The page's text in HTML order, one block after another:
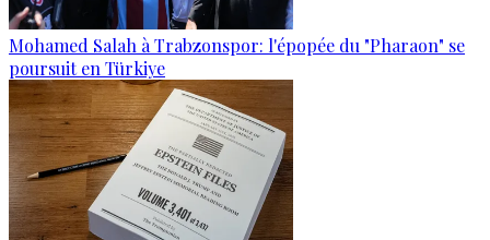
Mohamed Salah à Trabzonspor: l'épopée du "Pharaon" se
poursuit en Türkiye